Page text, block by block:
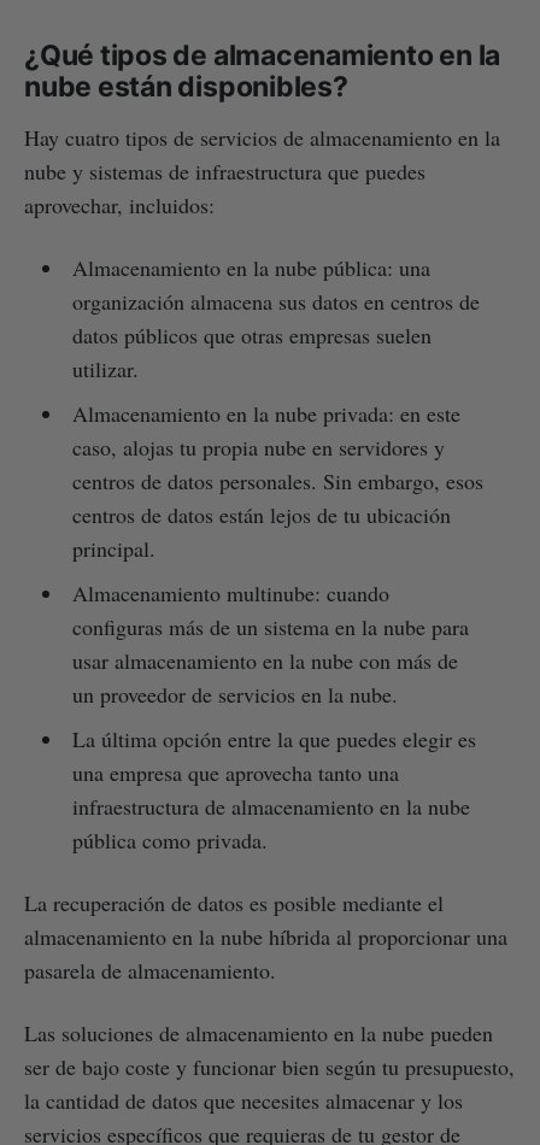
¿Qué tipos de almacenamiento en la
nube están disponibles?
Hay cuatro tipos de servicios de almacenamiento en la
nube y sistemas de infraestructura que puedes
aprovechar, incluidos:
Almacenamiento en la nube pública: una
organización almacena sus datos en centros de
datos públicos que otras empresas suelen
utilizar.
Almacenamiento en la nube privada: en este
caso, alojas tu propia nube en servidores y
centros de datos personales. Sin embargo, esos
centros de datos están lejos de tu ubicación
principal.
Almacenamiento multinube: cuando
configuras más de un sistema en la nube para
usar almacenamiento en la nube con más de
un proveedor de servicios en la nube.
La última opción entre la que puedes elegir es
una empresa que aprovecha tanto una
infraestructura de almacenamiento en la nube
pública como privada.
La recuperación de datos es posible mediante el
almacenamiento en la nube híbrida al proporcionar una
pasarela de almacenamiento.
Las soluciones de almacenamiento en la nube pueden
ser de bajo coste y funcionar bien según tu presupuesto,
la cantidad de datos que necesites almacenar y los
servicios específicos que requieras de tu gestor de